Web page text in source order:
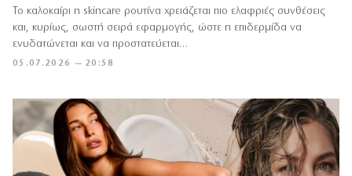
05.07.2026 — 20:58
Το καλοκαίρι η skincare ρουτίνα χρειάζεται πιο ελαφριές συνθέσεις
και, κυρίως, σωστή σειρά εφαρμογής, ώστε η επιδερμίδα να
ενυδατώνεται και να προστατεύεται…